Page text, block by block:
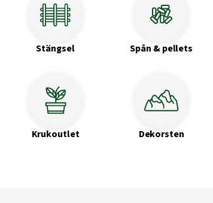
Stängsel Spån & pellets
Krukoutlet Dekorsten